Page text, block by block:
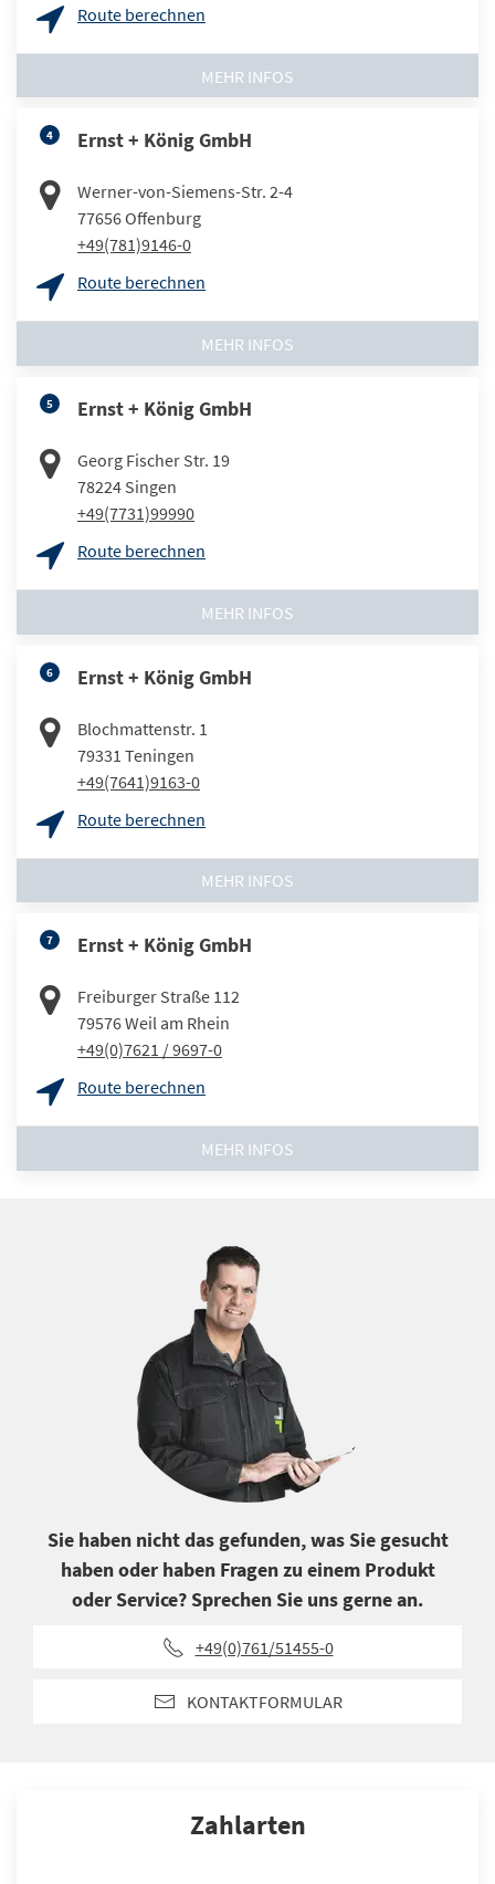
Route berechnen
MEHR INFOS
4 Ernst + König GmbH
Werner-von-Siemens-Str. 2-4
77656Offenburg
+49(781)9146-0
Route berechnen
MEHR INFOS
5 Ernst + König GmbH
Georg Fischer Str. 19
78224 Singen
+49(7731)99990
Route berechnen
MEHR INFOS
6 Ernst + König GmbH
Blochmattenstr. 1
79331 Teningen
+49(7641)9163-0
Route berechnen
MEHR INFOS
7 Ernst + König GmbH
Freiburger Straße 112
79576Weil am Rhein
+49(0)7621 / 9697-0
Route berechnen
MEHR INFOS
Sie haben nicht das gefunden, was Sie gesucht
haben oder haben Fragen zu einem Produkt
oder Service? Sprechen Sie uns gerne an.
+49(0)761/51455-0
KONTAKTFORMULAR
Zahlarten